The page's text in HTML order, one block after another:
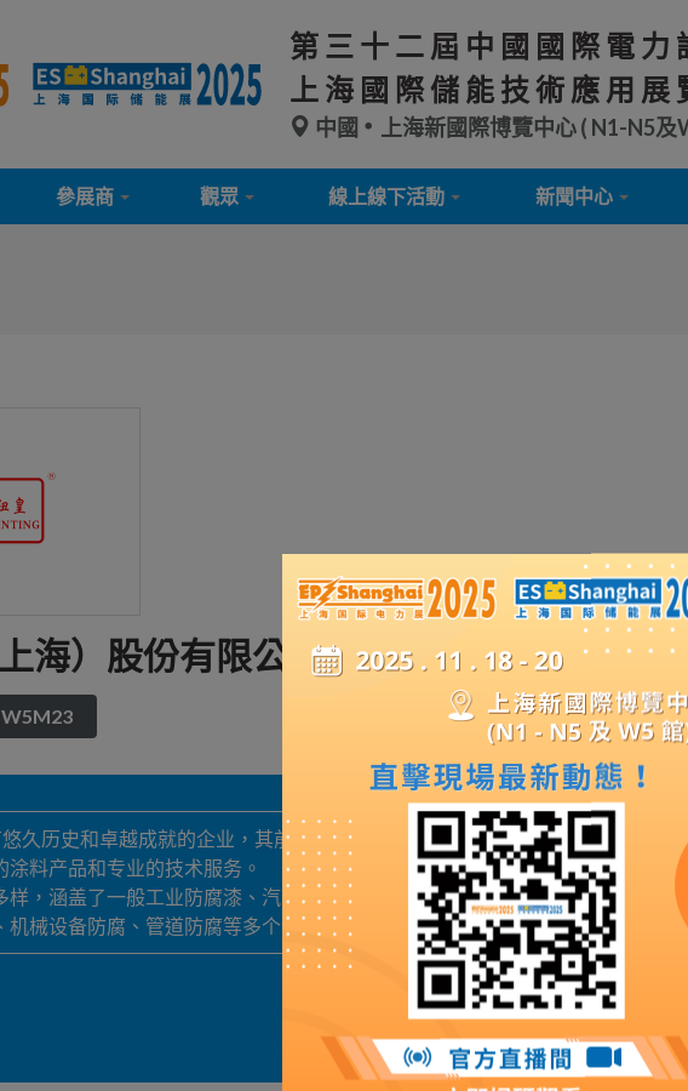
第三十二屆中國國際電力
上海國際儲能技術應用
中國 上海新國際博覽中心 ( N1-N5及
參展商 觀眾 線上線下活動 新聞中心
海）股份有限公司
W5M23
久历史和卓越成就的企业，其前身为上海江湾化工厂，成立于1958年。多年
料产品和专业的技术服务。
样，涵盖了一般工业防腐漆、汽车漆、重防腐涂料等多个领域。其中，重防腐
机械设备防腐、管道防腐等多个领域。
展品詳情